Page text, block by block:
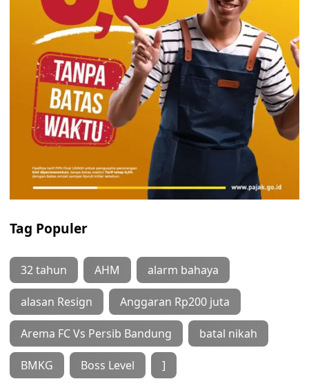
Tag Populer
32 tahun AHM alarm bahaya
alasan Resign Anggaran Rp200 juta
Arema FC Vs Persib Bandung batal nikah
BMKG Boss Level ]